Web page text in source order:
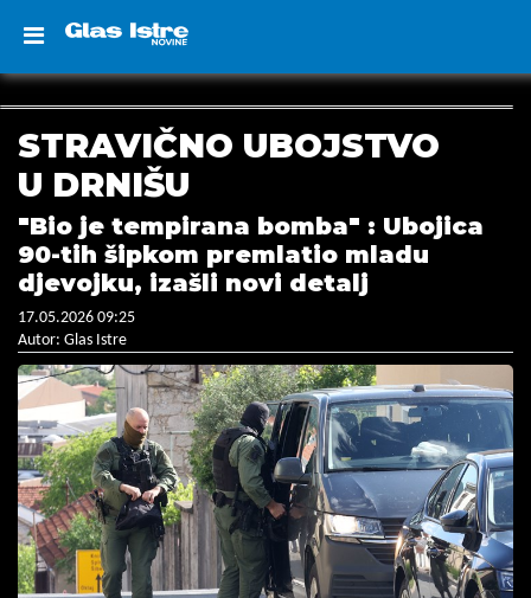
STRAVIČNO UBOJSTVO
U DRNIŠU
"Bio je tempirana bomba" : Ubojica
90-tih šipkom premlatio mladu
djevojku, izašli novi detalj
17.05.2026 09:25
Autor: Glas Istre